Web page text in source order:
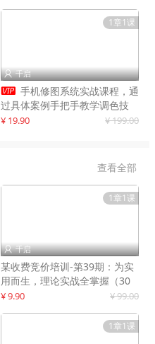
1章1课
 千启
 手机修图系统实战课程，通
过具体案例手把手教学调色技
巧，实现副业变现
¥ 19.90 ¥ 199.00
查看全部
1章1课
 千启
某收费竞价培训-第39期：为实
用而生，理论实战全掌握（30
节课）
¥ 9.90 ¥ 99.00
1章1课